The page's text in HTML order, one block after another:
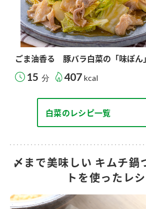
ごま油香る 豚バラ白菜の「味ぽん
15 分 407 kcal
白菜のレシピ一覧
〆まで美味しい キムチ鍋
トを使ったレ